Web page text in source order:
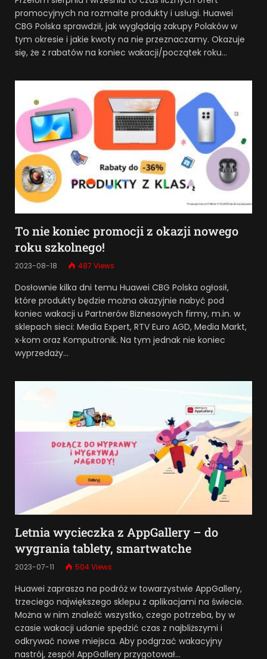
promocyjnych na rozmaite produkty i usługi. Huawei
CBG Polska sprawdził, jak wyglądają zakupy Polaków w
tym okresie i jakie kwoty na nie przeznaczamy. Okazuje
się, że z rabatów na koniec wakacji/początek roku…
To nie koniec promocji z okazji nowego
roku szkolnego!
2023-08-18 487 Views
Dosłownie kilka dni temu Huawei CBG Polska ogłosił,
które produkty będzie można okazyjnie nabyć pod
koniec wakacji u Partnerów Biznesowych firmy, m.in. w
sklepach sieci: Media Expert, RTV Euro AGD, Media Markt,
x‑kom oraz Komputronik. Na tym jednak nie koniec
wyprzedaży…
Letnia wycieczka z AppGallery – do
wygrania tablety, smartwatche
2023-07-11 504Views
Huawei zaprasza na podróż w towarzystwie AppGallery,
trzeciego największego sklepu z aplikacjami na świecie.
Można w nim znaleźć wszystko, czego potrzeba, by w
czasie wakacji udanie spędzić czas z najbliższymi i
odkrywać nowe miejsca. Aby podgrzać wakacyjny
nastrój, zespół AppGallery przygotował…